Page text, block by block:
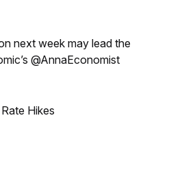
next week may lead the
@AnnaEconomist
Hikes